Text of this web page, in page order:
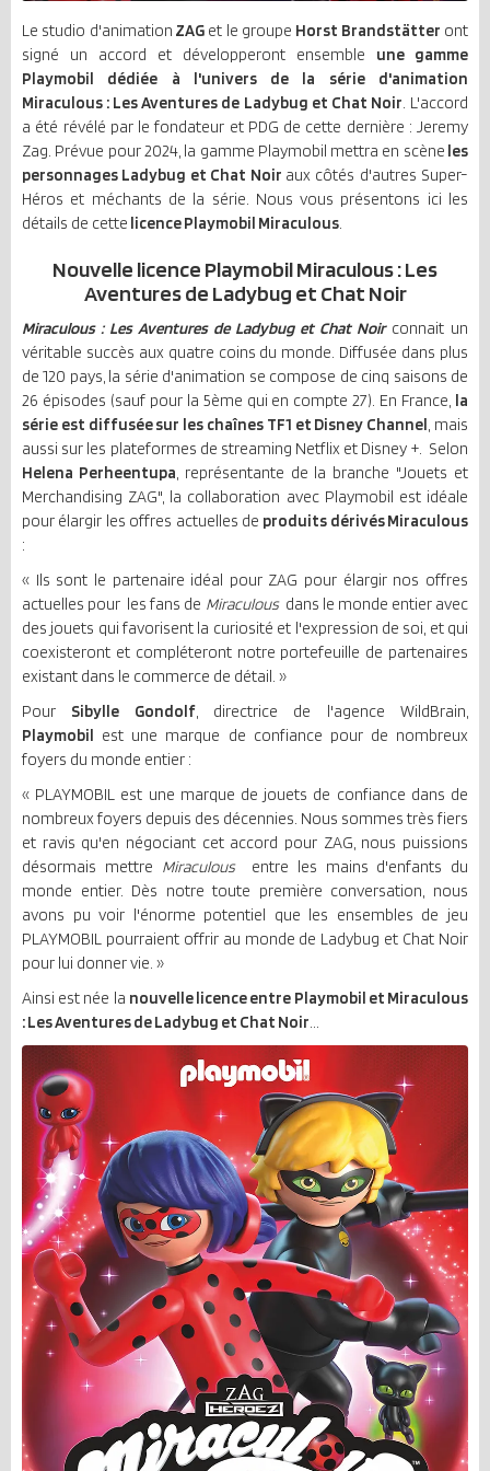
Le studio d'animation ZAG et le groupe Horst Brandstätter ont
signé un accord et développeront ensemble une gamme
Playmobil dédiée à l'univers de la série d'animation
Miraculous : Les Aventures de Ladybug et Chat Noir. L'accord
a été révélé par le fondateur et PDG de cette dernière : Jeremy
Zag. Prévue pour 2024, la gamme Playmobil mettra en scène les
personnages Ladybug et Chat Noir aux côtés d'autres Super-
Héros et méchants de la série. Nous vous présentons ici les
détails de cette licence Playmobil Miraculous.
Nouvelle licence Playmobil Miraculous : Les
Aventures de Ladybug et Chat Noir
Miraculous : Les Aventures de Ladybug et Chat Noirconnait un
véritable succès aux quatre coins du monde. Diffusée dans plus
de 120 pays, la série d'animation se compose de cinq saisons de
26 épisodes (sauf pour la 5ème qui en compte 27). En France, la
série est diffusée sur les chaînes TF1 et Disney Channel, mais
aussi sur les plateformes de streaming Netflix et Disney +. Selon
Helena Perheentupa, représentante de la branche "Jouets et
Merchandising ZAG", la collaboration avec Playmobil est idéale
pour élargir les offres actuelles de produits dérivés Miraculous
:
« Ils sont le partenaire idéal pour ZAG pour élargir nos offres
actuelles pour les fans de Miraculousdans le monde entier avec
des jouets qui favorisent la curiosité et l'expression de soi, et qui
coexisteront et compléteront notre portefeuille de partenaires
existant dans le commerce de détail. »
Pour Sibylle Gondolf, directrice de l'agence WildBrain,
Playmobil est une marque de confiance pour de nombreux
foyers du monde entier :
« PLAYMOBIL est une marque de jouets de confiance dans de
nombreux foyers depuis des décennies. Nous sommes très fiers
et ravis qu'en négociant cet accord pour ZAG, nous puissions
désormais mettre Miraculousentre les mains d'enfants du
monde entier. Dès notre toute première conversation, nous
avons pu voir l'énorme potentiel que les ensembles de jeu
PLAYMOBIL pourraient offrir au monde de Ladybug et Chat Noir
pour lui donner vie. »
Ainsi est née la nouvelle licence entre Playmobil et Miraculous
: Les Aventures de Ladybug et Chat Noir...